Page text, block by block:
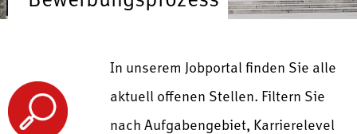
In unserem Jobportal finden Sie alle
aktuell offenen Stellen. Filtern Sie
nach Aufgabengebiet, Karrierelevel